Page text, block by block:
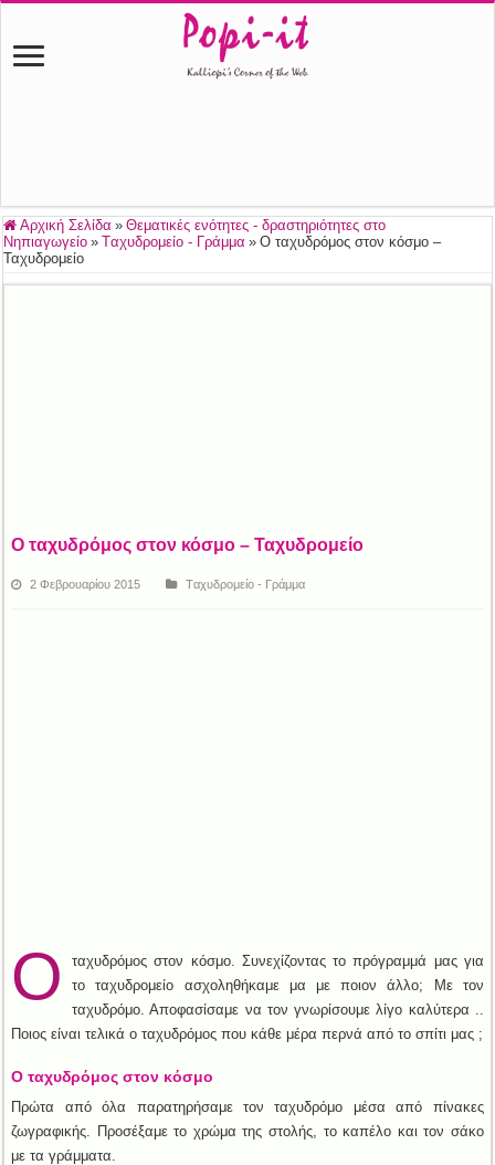
Αρχική Σελίδα » Θεματικές ενότητες - δραστηριότητες στο
Νηπιαγωγείο » Tαχυδρομείο - Γράμμα » Ο ταχυδρόμος στον κόσμο –
Ταχυδρομείο
Ο ταχυδρόμος στον κόσμο – Ταχυδρομείο
2 Φεβρουαρίου 2015 Tαχυδρομείο - Γράμμα
Ο
ταχυδρόμος στον κόσμο. Συνεχίζοντας το πρόγραμμά μας για
το ταχυδρομείο ασχοληθήκαμε μα με ποιον άλλο; Με τον
ταχυδρόμο. Αποφασίσαμε να τον γνωρίσουμε λίγο καλύτερα ..
Ποιος είναι τελικά ο ταχυδρόμος που κάθε μέρα περνά από το σπίτι μας ;
Ο ταχυδρόμος στον κόσμο
Πρώτα από όλα παρατηρήσαμε τον ταχυδρόμο μέσα από πίνακες
ζωγραφικής. Προσέξαμε το χρώμα της στολής, το καπέλο και τον σάκο
με τα γράμματα.